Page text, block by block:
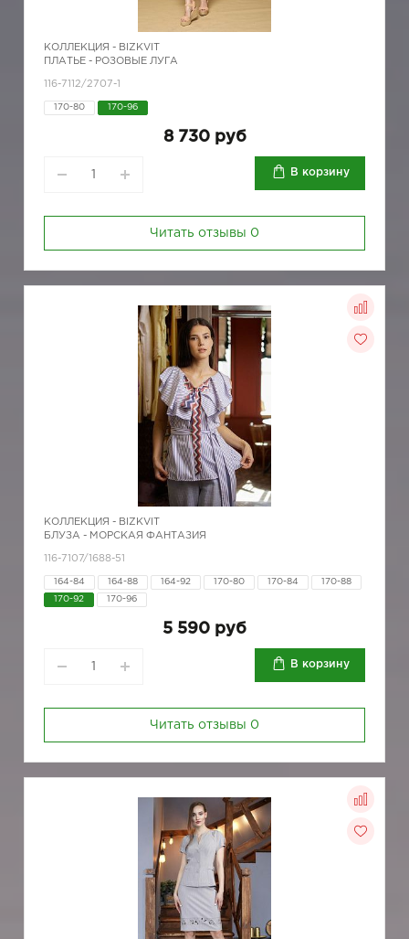
КОЛЛЕКЦИЯ - BIZKVIT
ПЛАТЬЕ - РОЗОВЫЕ ЛУГА
116-7112/2707-1
170-80 170-96
8 730 руб
В корзину
Читать отзывы 0
КОЛЛЕКЦИЯ - BIZKVIT
БЛУЗА - МОРСКАЯ ФАНТАЗИЯ
116-7107/1688-51
164-84 164-88 164-92 170-80 170-84 170-88
170-92 170-96
5 590 руб
В корзину
Читать отзывы 0